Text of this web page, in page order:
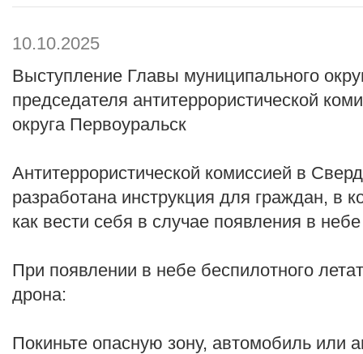
10.10.2025
Выступление Главы муниципального
председателя антитеррористической
округа Первоуральск
Антитеррористической комиссией в
разработана инструкция для граждан, в
как вести себя в случае появления в
При появлении в небе беспилотного
дрона:
Покиньте опасную зону, автомобиль или